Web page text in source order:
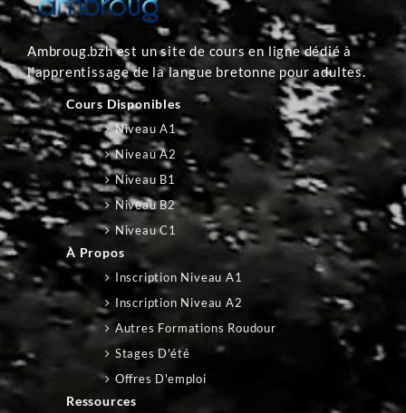
Ambroug.bzh est un site de cours en ligne dédié à
l'apprentissage de la langue bretonne pour adultes.
Cours Disponibles
Niveau A1
Niveau A2
Niveau B1
Niveau B2
Niveau C1
À Propos
Inscription Niveau A1
Inscription Niveau A2
Autres Formations Roudour
Stages D'été
Offres D'emploi
Ressources